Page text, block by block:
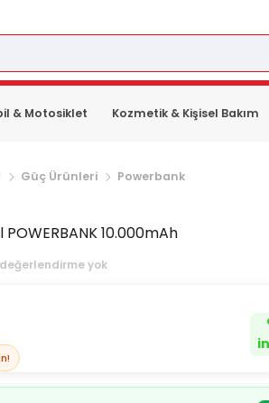
& Motosiklet Kozmetik & Kişisel Bakım
Güç Ürünleri Powerbank
10.000mAh
yok